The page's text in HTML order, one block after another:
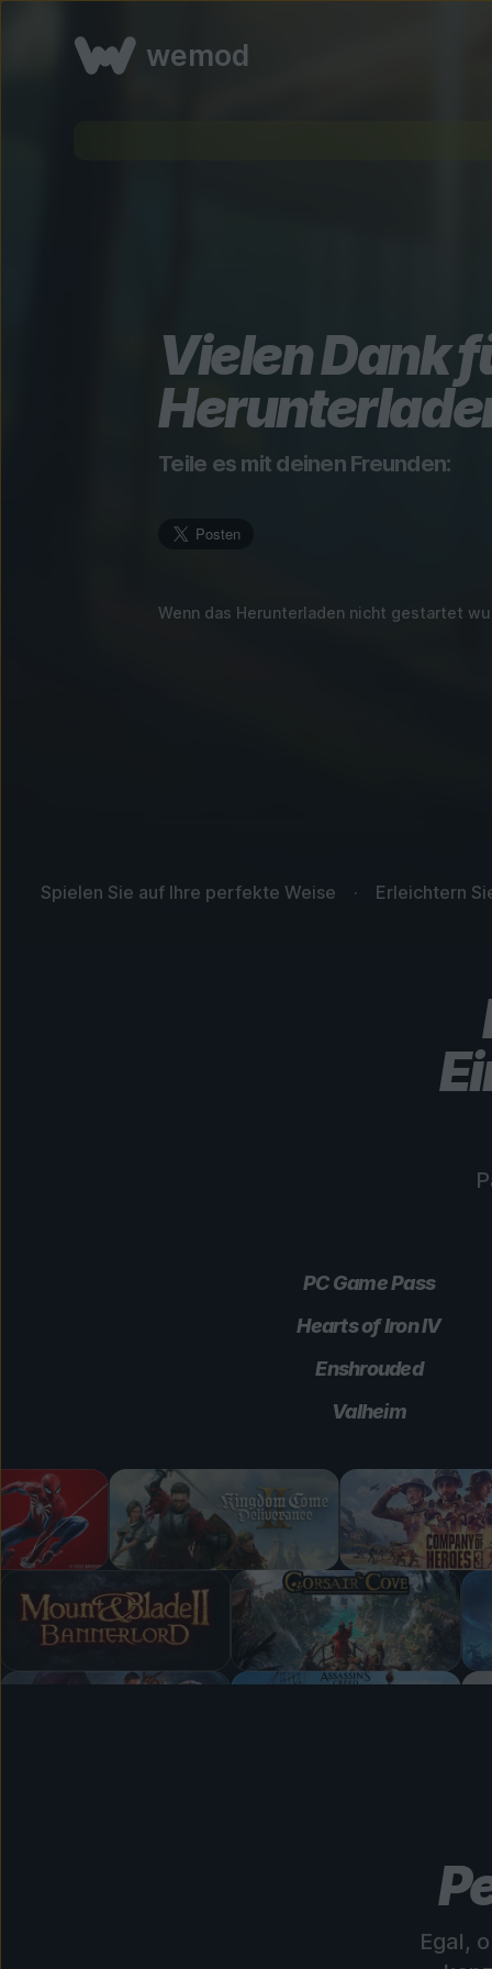
wemod
Vielen Dank
Teile es mit deinen Freunden:
Wenn das Herunterladen nicht gestartet
Spielen Sie auf Ihre perfekte Weise Erleichtern
PC Game Pass
Hearts of Iron IV
Enshrouded
Valheim
Egal,